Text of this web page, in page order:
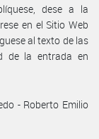
dese a la
en el Sitio Web
al texto de las
de la entrada en
- Roberto Emilio